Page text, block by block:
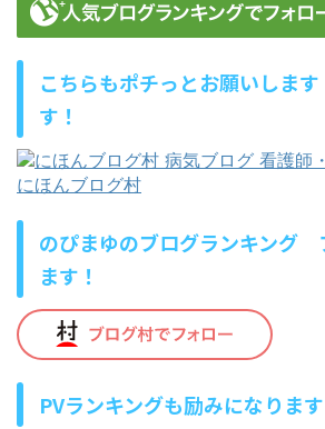
こちらもポチっとお願いしま
す！
にほんブログ村
のぴまゆのブログランキング
ます！
PVランキングも励みになります